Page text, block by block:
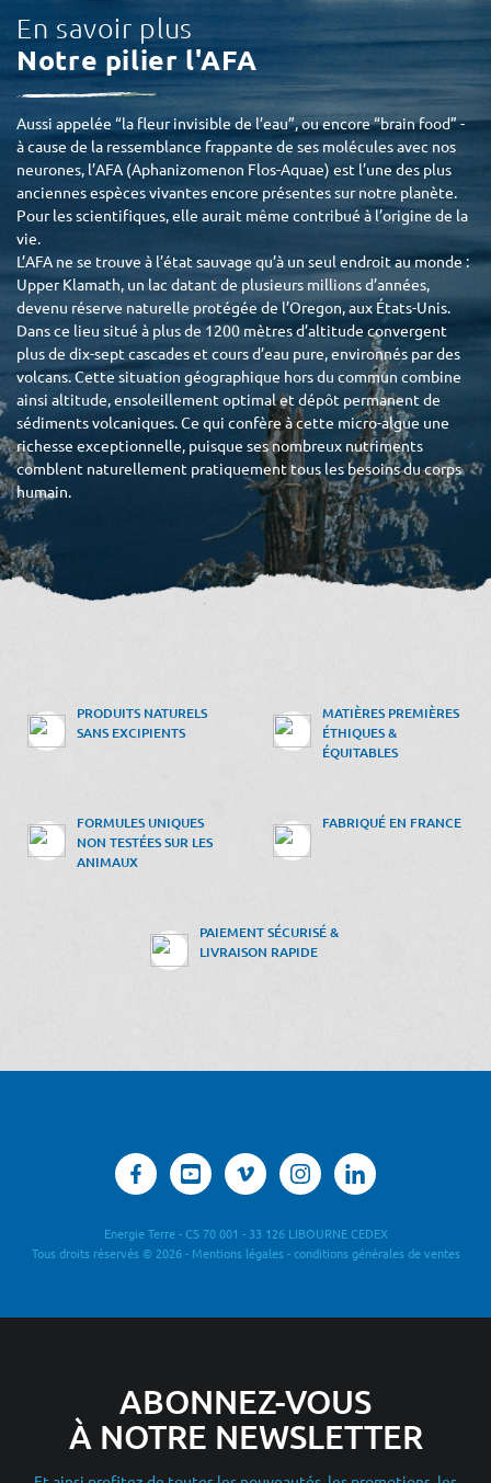
En savoir plus
Notre pilier l'AFA
Aussi appelée “la fleur invisible de l’eau”, ou encore “brain food” -
à cause de la ressemblance frappante de ses molécules avec nos
neurones, l’AFA (Aphanizomenon Flos-Aquae) est l’une des plus
anciennes espèces vivantes encore présentes sur notre planète.
Pour les scientifiques, elle aurait même contribué à l’origine de la
vie.
L’AFA ne se trouve à l’état sauvage qu’à un seul endroit au monde :
Upper Klamath, un lac datant de plusieurs millions d’années,
devenu réserve naturelle protégée de l’Oregon, aux États-Unis.
Dans ce lieu situé à plus de 1200 mètres d’altitude convergent
plus de dix-sept cascades et cours d’eau pure, environnés par des
volcans. Cette situation géographique hors du commun combine
ainsi altitude, ensoleillement optimal et dépôt permanent de
sédiments volcaniques. Ce qui confère à cette micro-algue une
richesse exceptionnelle, puisque ses nombreux nutriments
comblent naturellement pratiquement tous les besoins du corps
humain.
PRODUITS NATURELS
SANS EXCIPIENTS
MATIÈRES PREMIÈRES
ÉTHIQUES &
ÉQUITABLES
FORMULES UNIQUES
NON TESTÉES SUR LES
ANIMAUX
FABRIQUÉ EN FRANCE
PAIEMENT SÉCURISÉ &
LIVRAISON RAPIDE
Energie Terre - CS 70 001 - 33 126 LIBOURNE CEDEX
Tous droits réservés © 2026 - Mentions légales-conditions générales de ventes
ABONNEZ-VOUS
À NOTRE NEWSLETTER